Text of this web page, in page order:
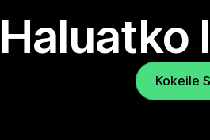
Haluatko
Kokeile